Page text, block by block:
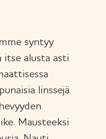
syntyy
itse alusta asti
linssejä
Mausteeksi